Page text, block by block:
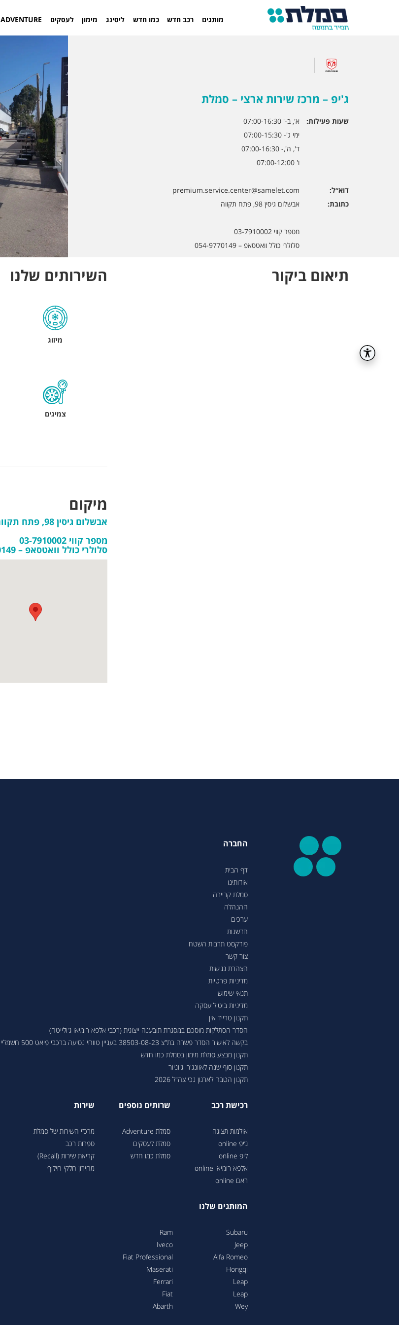
מותגים רכב חדש כמו חדש ליסינג מימון לעסקים ADVENTURE
ג'יפ – מרכז שירות ארצי – סמלת
שעות פעילות:
א', ב-' 07:00-16:30
ימי ג'- 07:00-15:30
ד', ה',- 07:00-16:30
ו' 07:00-12:00
דוא״ל:
premium.service.center@samelet.com
כתובת:
אבשלום גיסין 98, פתח תקווה
מספר קווי 03-7910002
סלולרי כולל וואטסאפ – 054-9770149
תיאום ביקור השירותים שלנו
מיזוג
צמיגים
מיקום
אבשלום גיסין 98, פתח תקווה
מספר קווי 03-7910002
סלולרי כולל וואטסאפ – 054-9770149
החברה
דף הבית
אודותינו
סמלת קריירה
ההנהלה
ערכים
חדשנות
פודקסט תרבות השטח
צור קשר
הצהרת נגישות
מדיניות פרטיות
תנאי שימוש
מדיניות ביטול עסקה
תקנון טרייד אין
הסדר הסתלקות מוסכם במסגרת תובענה ייצוגית (רכבי אלפא רומיאו ג'ולייטה)
בקשה לאישור הסדר פשרה בת"צ 38503-08-23 בעניין טווחי נסיעה ברכבי פיאט 500 חשמליים
תקנון מבצע סמלת מימון בסמלת כמו חדש
תקנון סוף שנה לאוונג'ר וג'וניור
תקנון הטבה לארגון נכי צה"ל 2026
רכישת רכב
אולמות תצוגה
ג’יפ online
ליפ online
אלפא רומיאו online
ראם online
שרותים נוספים
סמלת Adventure
סמלת לעסקים
סמלת כמו חדש
שירות
מרכזי השירות של סמלת
ספרות רכב
קריאת שירות (Recall)
מחירון חלקי חילוף
המותגים שלנו
Subaru
Jeep
Alfa Romeo
Hongqi
Leap
Leap
Wey
Ram
Iveco
Fiat Professional
Maserati
Ferrari
Fiat
Abarth